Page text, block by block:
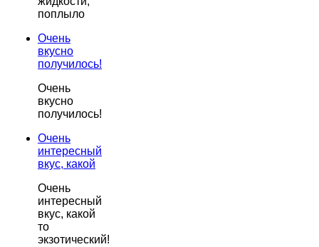
поплыло
Очень
вкусно
получилось!
Очень
вкусно
получилось!
Очень
интересный
вкус, какой
Очень
интересный
вкус, какой
то
экзотический!